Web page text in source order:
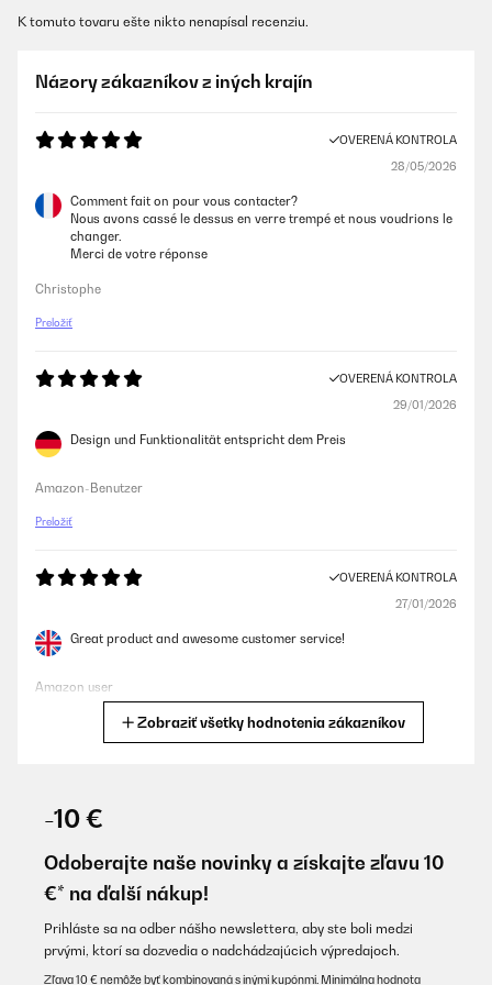
K tomuto tovaru ešte nikto nenapísal recenziu.
Názory zákazníkov z iných krajín
OVERENÁ KONTROLA
28/05/2026
Comment fait on pour vous contacter?
Nous avons cassé le dessus en verre trempé et nous voudrions le
changer.
Merci de votre réponse
Christophe
Preložiť
OVERENÁ KONTROLA
29/01/2026
Design und Funktionalität entspricht dem Preis
Amazon-Benutzer
Preložiť
OVERENÁ KONTROLA
27/01/2026
Great product and awesome customer service!
Amazon user
Amazon-Benutzer
OVERENÁ KONTROLA
Zobraziť všetky hodnotenia zákazníkov
-10 €
Odoberajte naše novinky a získajte zľavu 10
€* na ďalší nákup!
Prihláste sa na odber nášho newslettera, aby ste boli medzi
prvými, ktorí sa dozvedia o nadchádzajúcich výpredajoch.
Zľava 10 € nemôže byť kombinovaná s inými kupónmi. Minimálna hodnota